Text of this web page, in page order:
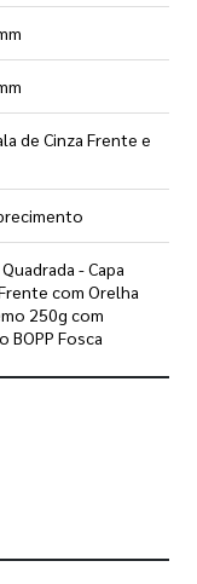
de Cinza Frente e
- Capa
com Orelha
250g com
BOPP Fosca
gabaritos